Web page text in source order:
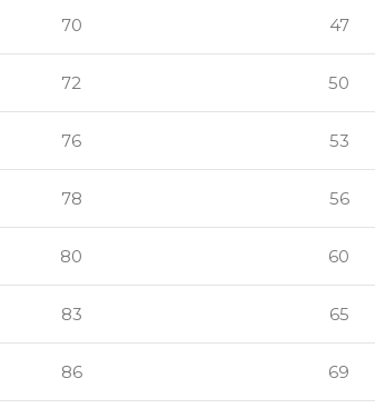
70 47
72 50
76 53
78 56
80 60
83 65
86 69